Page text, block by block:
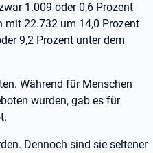
1.009 oder 0,6 Prozent
mit 22.732 um 14,0 Prozent
9,2 Prozent unter dem
Während für Menschen
wurden, gab es für
Dennoch sind sie seltener